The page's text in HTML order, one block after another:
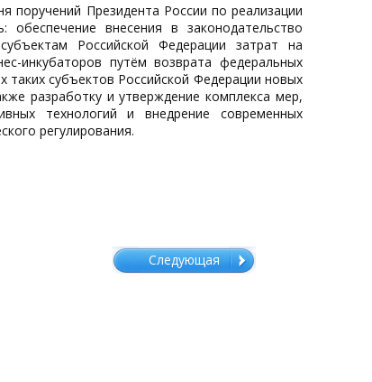
поручений Президента России по реализации
внесения в законодательство
Российской Федерации затрат на
инкубаторов путём возврата федеральных
субъектов Российской Федерации новых
разработку и утверждение комплекса мер,
технологий и внедрение современных
регулирования.
Следующая